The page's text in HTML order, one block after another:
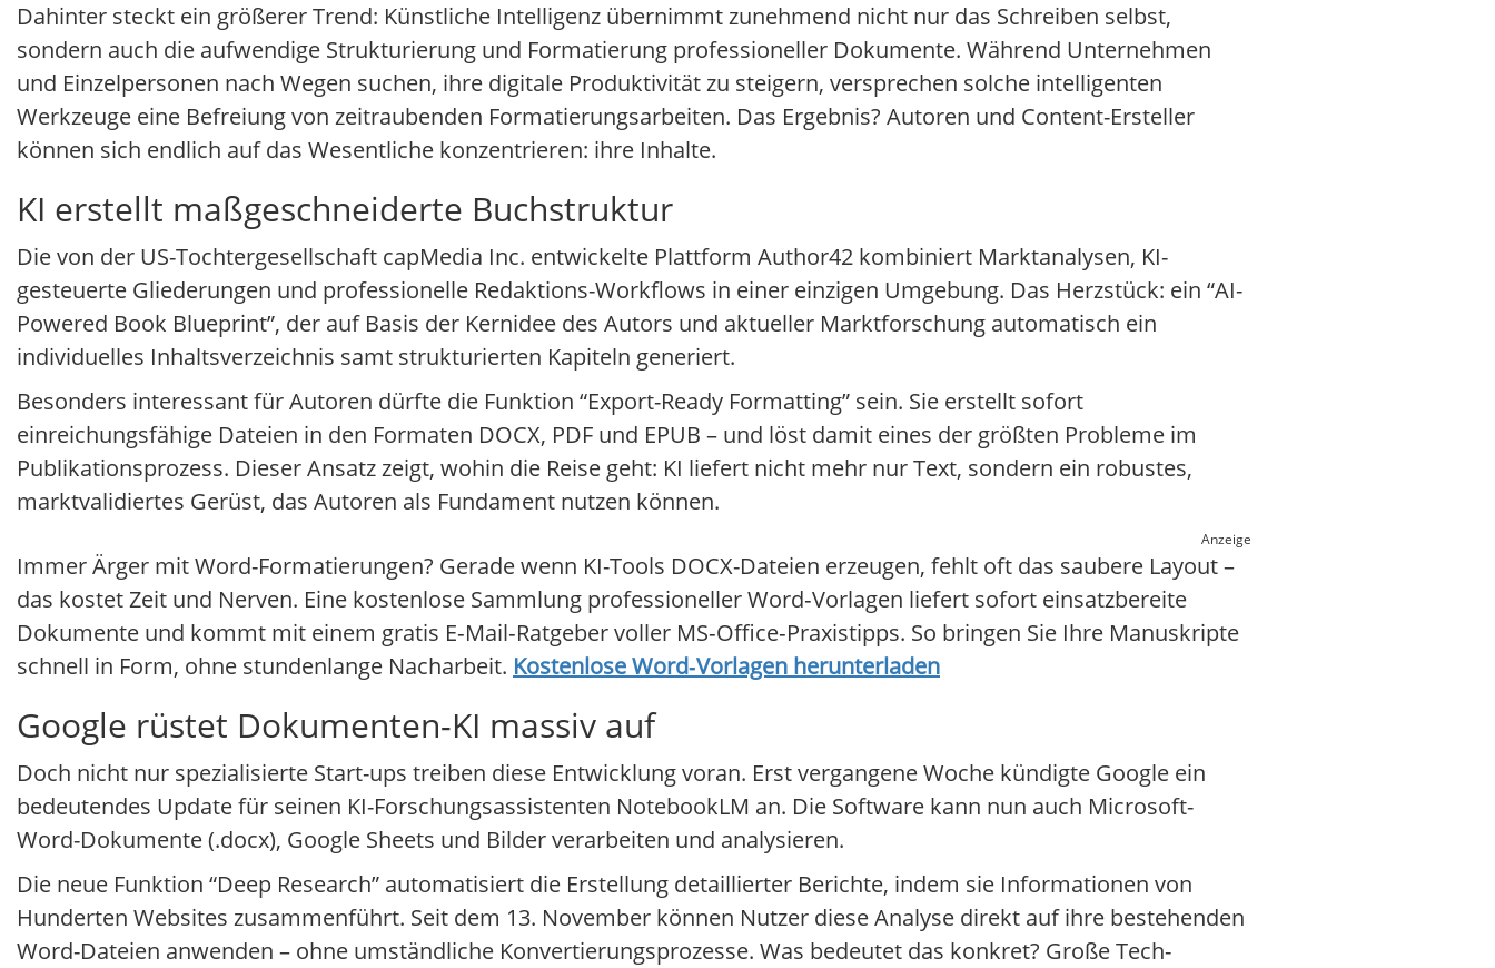
Dahinter steckt ein größerer Trend: Künstliche Intelligenz übernimmt zunehmend nicht nur das Schreiben selbst,
sondern auch die aufwendige Strukturierung und Formatierung professioneller Dokumente. Während Unternehmen
und Einzelpersonen nach Wegen suchen, ihre digitale Produktivität zu steigern, versprechen solche intelligenten
Werkzeuge eine Befreiung von zeitraubenden Formatierungsarbeiten. Das Ergebnis? Autoren und Content-Ersteller
können sich endlich auf das Wesentliche konzentrieren: ihre Inhalte.
KI erstellt maßgeschneiderte Buchstruktur
Die von der US-Tochtergesellschaft capMedia Inc. entwickelte Plattform Author42 kombiniert Marktanalysen, KI-
gesteuerte Gliederungen und professionelle Redaktions-Workflows in einer einzigen Umgebung. Das Herzstück: ein “AI-
Powered Book Blueprint”, der auf Basis der Kernidee des Autors und aktueller Marktforschung automatisch ein
individuelles Inhaltsverzeichnis samt strukturierten Kapiteln generiert.
Besonders interessant für Autoren dürfte die Funktion “Export-Ready Formatting” sein. Sie erstellt sofort
einreichungsfähige Dateien in den Formaten DOCX, PDF und EPUB – und löst damit eines der größten Probleme im
Publikationsprozess. Dieser Ansatz zeigt, wohin die Reise geht: KI liefert nicht mehr nur Text, sondern ein robustes,
marktvalidiertes Gerüst, das Autoren als Fundament nutzen können.
Anzeige
Immer Ärger mit Word-Formatierungen? Gerade wenn KI-Tools DOCX-Dateien erzeugen, fehlt oft das saubere Layout –
das kostet Zeit und Nerven. Eine kostenlose Sammlung professioneller Word‑Vorlagen liefert sofort einsatzbereite
Dokumente und kommt mit einem gratis E‑Mail‑Ratgeber voller MS‑Office‑Praxistipps. So bringen Sie Ihre Manuskripte
schnell in Form, ohne stundenlange Nacharbeit. Kostenlose Word‑Vorlagen herunterladen
Google rüstet Dokumenten-KI massiv auf
Doch nicht nur spezialisierte Start-ups treiben diese Entwicklung voran. Erst vergangene Woche kündigte Google ein
bedeutendes Update für seinen KI-Forschungsassistenten NotebookLM an. Die Software kann nun auch Microsoft-
Word-Dokumente (.docx), Google Sheets und Bilder verarbeiten und analysieren.
Die neue Funktion “Deep Research” automatisiert die Erstellung detaillierter Berichte, indem sie Informationen von
Hunderten Websites zusammenführt. Seit dem 13. November können Nutzer diese Analyse direkt auf ihre bestehenden
Word-Dateien anwenden – ohne umständliche Konvertierungsprozesse. Was bedeutet das konkret? Große Tech-